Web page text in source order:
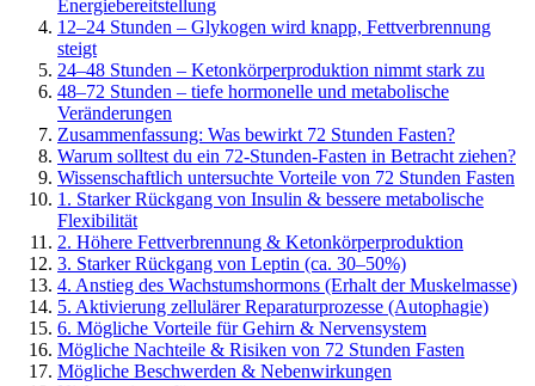
Energiebereitstellung
12–24 Stunden – Glykogen wird knapp, Fettverbrennung
steigt
24–48 Stunden – Ketonkörperproduktion nimmt stark zu
48–72 Stunden – tiefe hormonelle und metabolische
Veränderungen
Zusammenfassung: Was bewirkt 72 Stunden Fasten?
Warum solltest du ein 72-Stunden-Fasten in Betracht ziehen?
Wissenschaftlich untersuchte Vorteile von 72 Stunden Fasten
1. Starker Rückgang von Insulin & bessere metabolische
Flexibilität
2. Höhere Fettverbrennung & Ketonkörperproduktion
3. Starker Rückgang von Leptin (ca. 30–50%)
4. Anstieg des Wachstumshormons (Erhalt der Muskelmasse)
5. Aktivierung zellulärer Reparaturprozesse (Autophagie)
6. Mögliche Vorteile für Gehirn & Nervensystem
Mögliche Nachteile & Risiken von 72 Stunden Fasten
Mögliche Beschwerden & Nebenwirkungen